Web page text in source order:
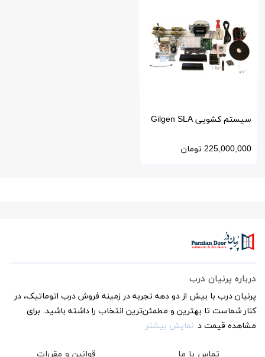
سیستم کشویی Gilgen SLA
سوئیس | برای ورودی‌های
225,000,000 تومان
درباره پرنیان درب
پرنیان درب با بیش از دو دهه تجربه در زمینه فروش درب اتوماتیک، در
کنار شماست تا بهترین و مطمئن‌ترین انتخاب را داشته باشید. برای
مشاهده قیمت د نمایش بیشتر
تماس با ما قوانین و مقررات